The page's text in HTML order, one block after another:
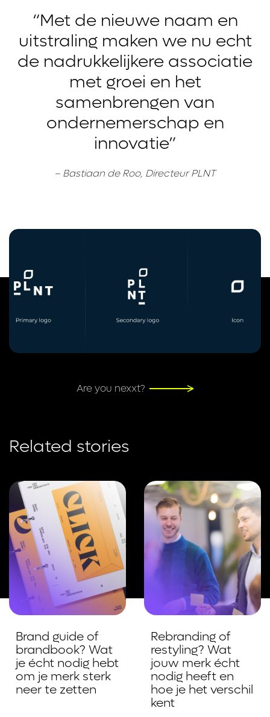
“Met de nieuwe naam en
uitstraling maken we nu echt
de nadrukkelijkere associatie
met groei en het
samenbrengen van
ondernemerschap en
innovatie”
– Bastiaan de Roo, Directeur PLNT
Are you nexxt?
Related stories
Brand guide of
brandbook? Wat
je écht nodig hebt
om je merk sterk
neer te zetten
Rebranding of
restyling? Wat
jouw merk écht
nodig heeft en
hoe je het verschil
kent